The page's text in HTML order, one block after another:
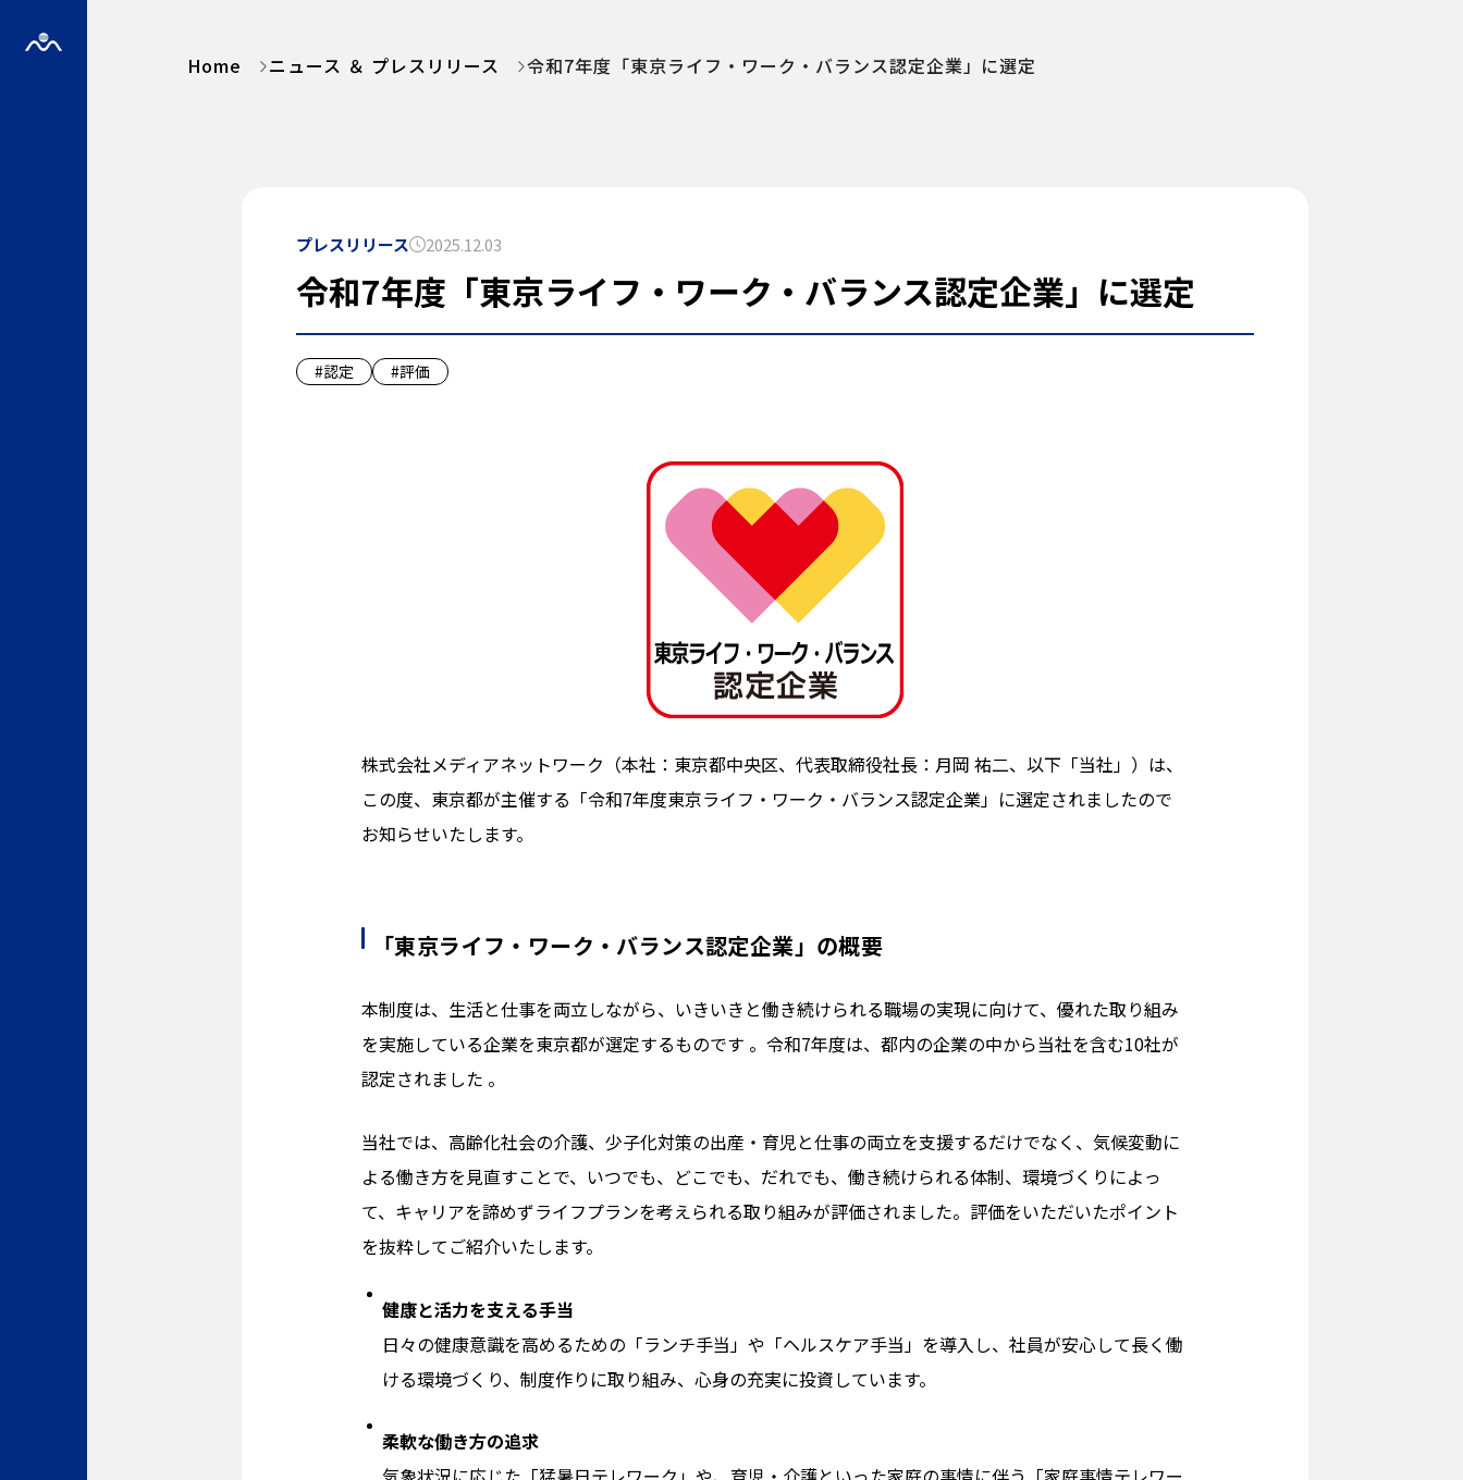
Home ニュース ＆ プレスリリース 令和7年度「東京ライフ・ワーク・バランス認定企業」に選定
プレスリリース 2025.12.03
令和7年度「東京ライフ・ワーク・バランス認定企業」に選定
#認定 #評価
株式会社メディアネットワーク（本社：東京都中央区、代表取締役社長：月岡 祐二、以下「当社」）は、
この度、東京都が主催する「令和7年度東京ライフ・ワーク・バランス認定企業」に選定されましたので
お知らせいたします。
「東京ライフ・ワーク・バランス認定企業」の概要
本制度は、生活と仕事を両立しながら、いきいきと働き続けられる職場の実現に向けて、優れた取り組み
を実施している企業を東京都が選定するものです 。令和7年度は、都内の企業の中から当社を含む10社が
認定されました 。
当社では、高齢化社会の介護、少子化対策の出産・育児と仕事の両立を支援するだけでなく、気候変動に
よる働き方を見直すことで、いつでも、どこでも、だれでも、働き続けられる体制、環境づくりによっ
て、キャリアを諦めずライフプランを考えられる取り組みが評価されました。評価をいただいたポイント
を抜粋してご紹介いたします。
健康と活力を支える手当
日々の健康意識を高めるための「ランチ手当」や「ヘルスケア手当」を導入し、社員が安心して長く働
ける環境づくり、制度作りに取り組み、心身の充実に投資しています。
柔軟な働き方の追求